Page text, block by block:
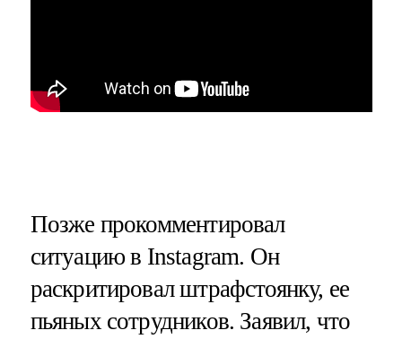
Позже прокомментировал
ситуацию в Instagram. Он
раскритировал штрафстоянку, ее
пьяных сотрудников. Заявил, что